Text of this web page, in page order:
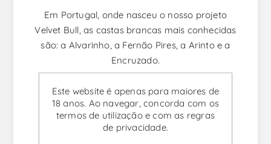
Em Portugal, onde nasceu o nosso projeto
Velvet Bull, as castas brancas mais conhecidas
são: a Alvarinho, a Fernão Pires, a Arinto e a
Encruzado.
Temperatura ideal para
beber o Vinho Branco
Este website é apenas para maiores de
18 anos. Ao navegar, concorda com os
termos de utilização e com as regras
de privacidade.